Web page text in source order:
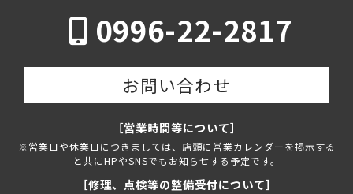
0996-22-2817
お問い合わせ
［営業時間等について］
※営業日や休業日につきましては、店頭に営業カレンダーを掲示する
と共にHPやSNSでもお知らせする予定です。
［修理、点検等の整備受付について］